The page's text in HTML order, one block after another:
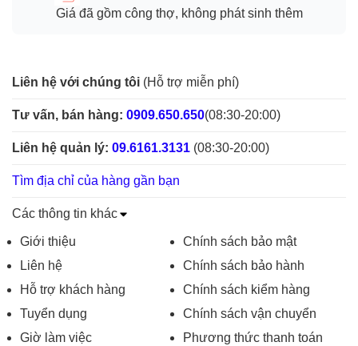
Giá đã gồm công thợ, không phát sinh thêm
Liên hệ với chúng tôi (Hỗ trợ miễn phí)
Tư vấn, bán hàng: 0909.650.650(08:30-20:00)
Liên hệ quản lý: 09.6161.3131 (08:30-20:00)
Tìm địa chỉ của hàng gần bạn
Các thông tin khác
Giới thiệu
Liên hệ
Hỗ trợ khách hàng
Tuyển dụng
Giờ làm việc
Chính sách bảo mật
Chính sách bảo hành
Chính sách kiểm hàng
Chính sách vận chuyển
Phương thức thanh toán